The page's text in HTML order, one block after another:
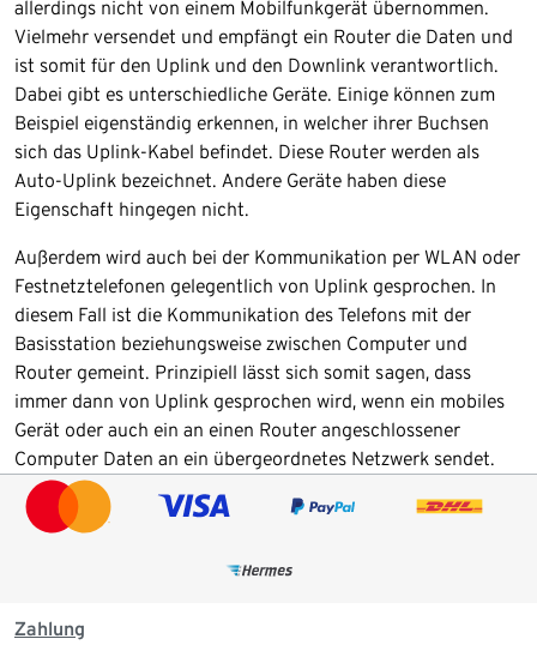
allerdings nicht von einem Mobilfunkgerät übernommen.
Vielmehr versendet und empfängt ein Router die Daten und
ist somit für den Uplink und den Downlink verantwortlich.
Dabei gibt es unterschiedliche Geräte. Einige können zum
Beispiel eigenständig erkennen, in welcher ihrer Buchsen
sich das Uplink-Kabel befindet. Diese Router werden als
Auto-Uplink bezeichnet. Andere Geräte haben diese
Eigenschaft hingegen nicht.
Außerdem wird auch bei der Kommunikation per WLAN oder
Festnetztelefonen gelegentlich von Uplink gesprochen. In
diesem Fall ist die Kommunikation des Telefons mit der
Basisstation beziehungsweise zwischen Computer und
Router gemeint. Prinzipiell lässt sich somit sagen, dass
immer dann von Uplink gesprochen wird, wenn ein mobiles
Gerät oder auch ein an einen Router angeschlossener
Computer Daten an ein übergeordnetes Netzwerk sendet.
Zahlung